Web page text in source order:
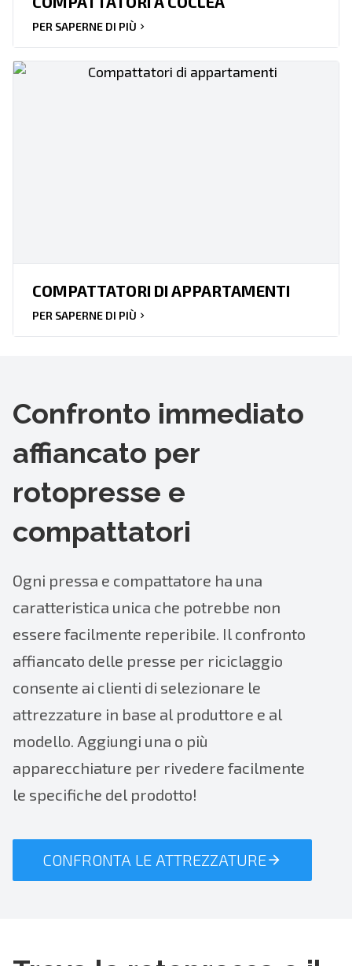
PER SAPERNE DI PIÙ
COMPATTATORI DI APPARTAMENTI
PER SAPERNE DI PIÙ
Confronto immediato
affiancato per
rotopresse e
compattatori
Ogni pressa e compattatore ha una
caratteristica unica che potrebbe non
essere facilmente reperibile. Il confronto
affiancato delle presse per riciclaggio
consente ai clienti di selezionare le
attrezzature in base al produttore e al
modello. Aggiungi una o più
apparecchiature per rivedere facilmente
le specifiche del prodotto!
CONFRONTA LE ATTREZZATURE